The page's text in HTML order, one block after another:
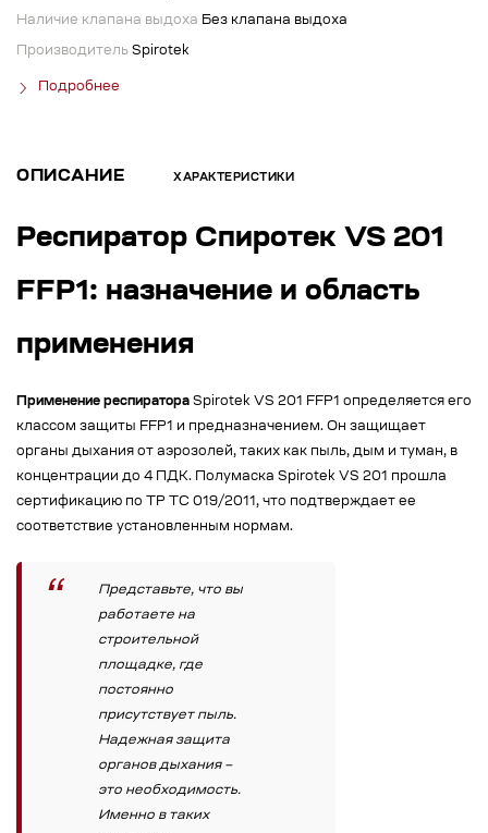
Наличие клапана выдоха Без клапана выдоха
Производитель Spirotek
Подробнее
ОПИСАНИЕ ХАРАКТЕРИСТИКИ
Респиратор Спиротек VS 201
FFP1: назначение и область
применения
Применение респиратора Spirotek VS 201 FFP1 определяется его
классом защиты FFP1 и предназначением. Он защищает
органы дыхания от аэрозолей, таких как пыль, дым и туман, в
концентрации до 4 ПДК. Полумаска Spirotek VS 201 прошла
сертификацию по ТР ТС 019/2011, что подтверждает ее
соответствие установленным нормам.
Представьте, что вы
работаете на
строительной
площадке, где
постоянно
присутствует пыль.
Надежная защита
органов дыхания –
это необходимость.
Именно в таких